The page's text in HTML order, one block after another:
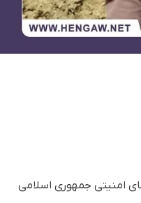
امنیتی جمهوری اسلامی